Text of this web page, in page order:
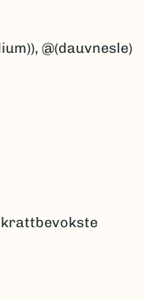
@(dauvnesle)
krattbevokste